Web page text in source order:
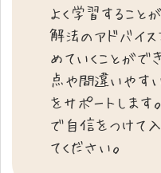
よく学習すること
解法のアドバイ
めていくことが
点や間違いやす
をサポートしま
で自信をつけて
てください。